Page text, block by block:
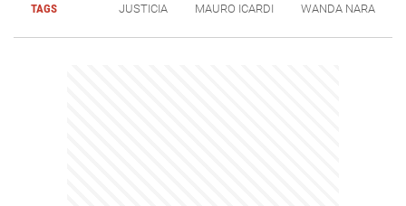
TAGS JUSTICIA MAURO ICARDI WANDA NARA